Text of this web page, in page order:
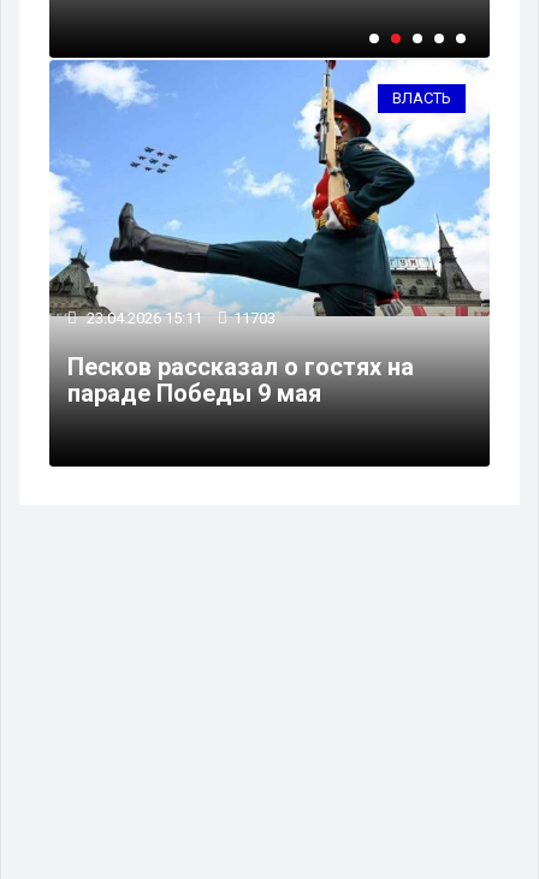
ВЛАСТЬ
23.04.2026 15:11 11703
Песков рассказал о гостях на
параде Победы 9 мая